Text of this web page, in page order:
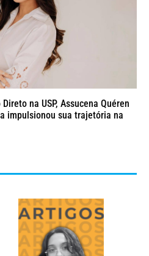
na USP, Assucena Quéren
impulsionou sua trajetória na